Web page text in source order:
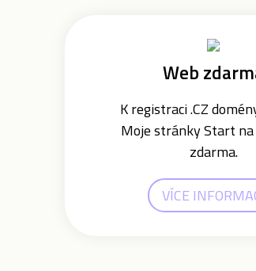
Web
K registraci .CZ
Moje stránky Start
zdarma.
VÍCE